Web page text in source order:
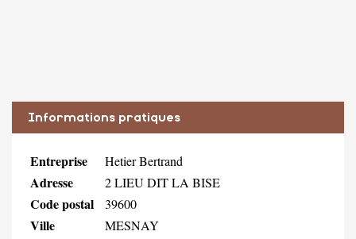
Informations pratiques
Entreprise Hetier Bertrand
Adresse 2 LIEU DIT LA BISE
Code postal 39600
Ville MESNAY